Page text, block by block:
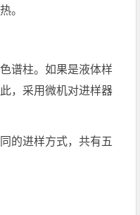
。
谱柱。如果是液体样
，采用微机对进样器
的进样方式，共有五